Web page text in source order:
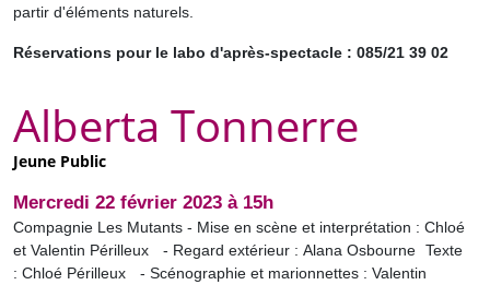
partir d'éléments naturels.
Réservations pour le labo d'après-spectacle : 085/21 39 02
Alberta Tonnerre
Jeune Public
Mercredi 22 février 2023 à 15h
Compagnie Les Mutants - Mise en scène et interprétation : Chloé
et Valentin Périlleux - Regard extérieur : Alana Osbourne Texte
: Chloé Périlleux - Scénographie et marionnettes : Valentin